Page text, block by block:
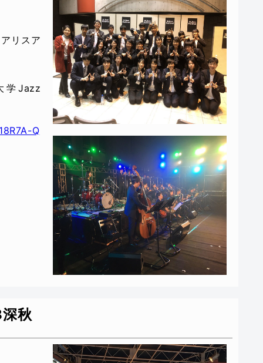
リスア
学Jazz
Q
秋